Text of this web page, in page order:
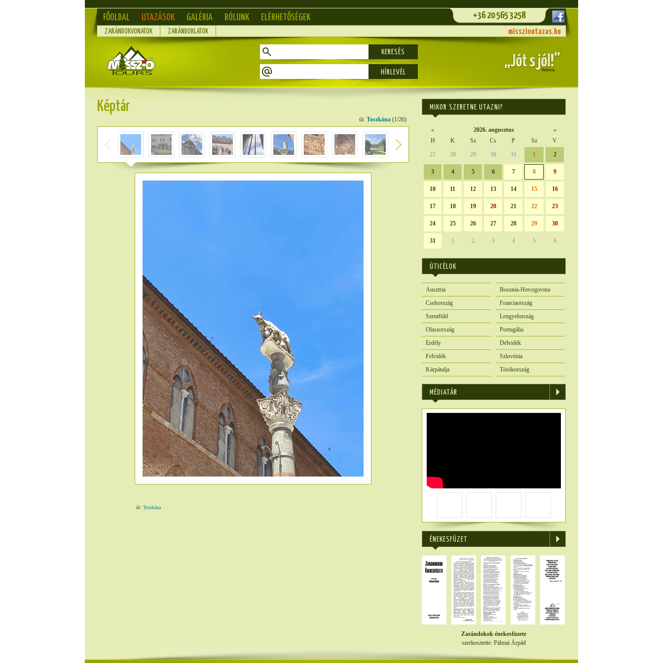
FŐOLDAL UTAZÁSOK GALÉRIA RÓLUNK ELÉRHETŐSÉGEK +36 20 565 3258
ZARÁNDOKVONATOK ZARÁNDOKLATOK misszioutazas.hu
KERESÉS
Képtár
út: Toszkána (1/26)
út: Toszkána
MIKOR SZERETNE UTAZNI?
« 2026. augusztus
»
H
K Sz Cs P Sz
V
27
28 29 30 31 1 2
3 4 5 6 7 8 9
10 11 12 13 14 15 16
17 18 19 20 21 22 23
24 25 26 27 28 29 30
31 1 2 3 4 5 6
ÚTICÉLOK
Ausztria
Bosznia-Hercegovina
Csehország
Franciaország
Szentföld
Lengyelország
Olaszország
Portugália
Erdély
Délvidék
Felvidék
Szlovénia
Kárpátalja
Törökország
MÉDIATÁR
ÉNEKESFÜZET
Zarándokok énekesfüzete
szerkesztette: Pálmai Árpád